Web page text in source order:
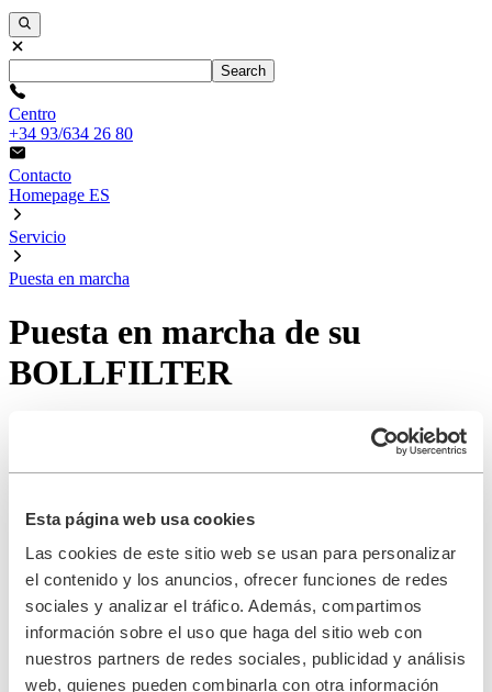
Esta página web usa cookies
Las cookies de este sitio web se usan para personalizar
el contenido y los anuncios, ofrecer funciones de redes
sociales y analizar el tráfico. Además, compartimos
información sobre el uso que haga del sitio web con
nuestros partners de redes sociales, publicidad y análisis
web, quienes pueden combinarla con otra información
Search
Centro
+34 93/634 26 80
Contacto
Homepage ES
Servicio
Puesta en marcha
Puesta en marcha de su
BOLLFILTER
Asistencia del sistema durante la puesta
En el momento de la entrega le entregamos toda la documentación
específica del pedido, que le servirá de apoyo durante la instalación
y la puesta en marcha, así como en el funcionamiento de su sistema
Le ofrecemos asistencia continua durante todo elciclo de vida
su proyecto.
Puesta en servicio con nuestro manual de